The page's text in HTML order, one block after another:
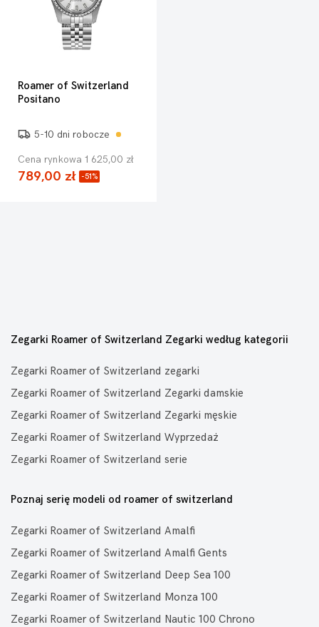
Roamer of Switzerland
Positano
5-10 dni robocze
Cena rynkowa 1 625,00 zł
789,00 zł -51%
Zegarki Roamer of Switzerland Zegarki według kategorii
Zegarki Roamer of Switzerland zegarki
Zegarki Roamer of Switzerland Zegarki damskie
Zegarki Roamer of Switzerland Zegarki męskie
Zegarki Roamer of Switzerland Wyprzedaż
Zegarki Roamer of Switzerland serie
Poznaj serię modeli od roamer of switzerland
Zegarki Roamer of Switzerland Amalfi
Zegarki Roamer of Switzerland Amalfi Gents
Zegarki Roamer of Switzerland Deep Sea 100
Zegarki Roamer of Switzerland Monza 100
Zegarki Roamer of Switzerland Nautic 100 Chrono